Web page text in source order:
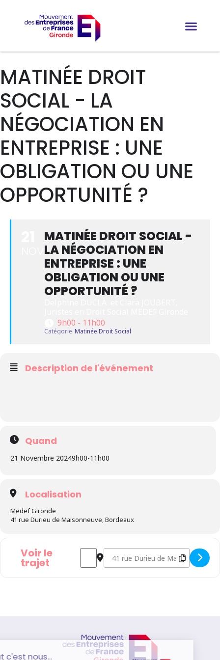
MATINÉE DROIT
SOCIAL - LA
NÉGOCIATION EN
ENTREPRISE : UNE
OBLIGATION OU UNE
OPPORTUNITÉ ?
MATINÉE DROIT SOCIAL -
LA NÉGOCIATION EN
ENTREPRISE : UNE
OBLIGATION OU UNE
OPPORTUNITÉ ?
9h00 - 11h00
Catégorie Matinée Droit Social
Description de l'événement
Quand
21 Novembre 20249h00-11h00
Localisation
Medef Gironde
41 rue Durieu de Maisonneuve, Bordeaux
Voir le
trajet
Address - Matinée Droit Social - La
Destination Address - Matinée